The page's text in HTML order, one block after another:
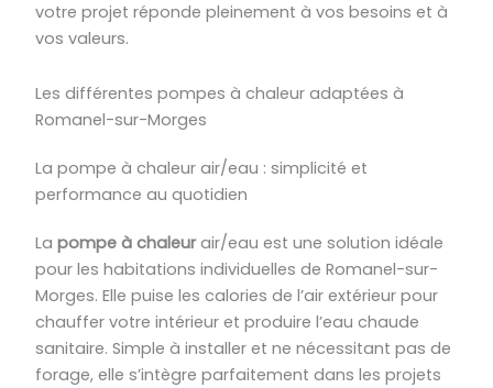
votre projet réponde pleinement à vos besoins et à
vos valeurs.
Les différentes pompes à chaleur adaptées à
Romanel-sur-Morges
La pompe à chaleur air/eau : simplicité et
performance au quotidien
La pompe à chaleurair/eau est une solution idéale
pour les habitations individuelles de Romanel-sur-
Morges. Elle puise les calories de l’air extérieur pour
chauffer votre intérieur et produire l’eau chaude
sanitaire. Simple à installer et ne nécessitant pas de
forage, elle s’intègre parfaitement dans les projets